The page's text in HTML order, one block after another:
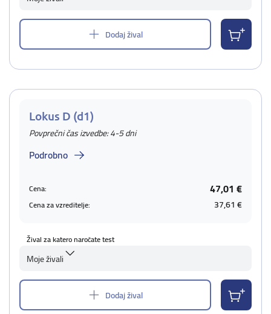
Dodaj žival
Lokus D (d1)
Povprečni čas izvedbe: 4-5 dni
Podrobno
Cena: 47,01 €
Cena za vzreditelje: 37,61 €
Žival za katero naročate test
Moje živali
Dodaj žival